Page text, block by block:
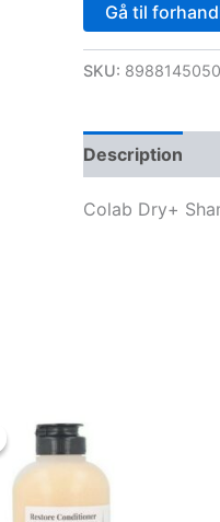
Gå til
SKU:
Description
Colab Dry+
price
was:
100,00 kr..
price
is:
49,00 kr..